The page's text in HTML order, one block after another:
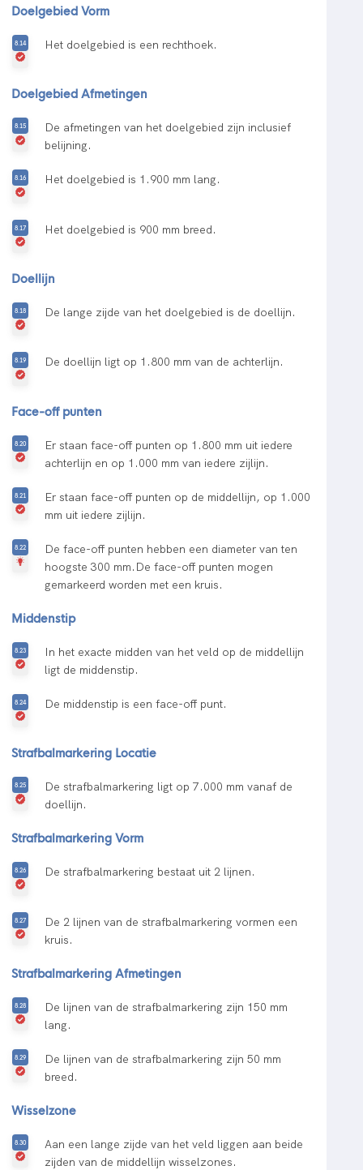
Doelgebied Vorm
Het doelgebied is een rechthoek.
Doelgebied Afmetingen
De afmetingen van het doelgebied zijn inclusief
belijning.
Het doelgebied is 1.900 mm lang.
Het doelgebied is 900 mm breed.
Doellijn
De lange zijde van het doelgebied is de doellijn.
De doellijn ligt op 1.800 mm van de achterlijn.
Face-off punten
Er staan face-off punten op 1.800 mm uit iedere
achterlijn en op 1.000 mm van iedere zijlijn.
Er staan face-off punten op de middellijn, op 1.000
mm uit iedere zijlijn.
De face-off punten hebben een diameter van ten
hoogste 300 mm.De face-off punten mogen
gemarkeerd worden met een kruis.
Middenstip
In het exacte midden van het veld op de middellijn
ligt de middenstip.
De middenstip is een face-off punt.
Strafbalmarkering Locatie
De strafbalmarkering ligt op 7.000 mm vanaf de
doellijn.
Strafbalmarkering Vorm
De strafbalmarkering bestaat uit 2 lijnen.
De 2 lijnen van de strafbalmarkering vormen een
kruis.
Strafbalmarkering Afmetingen
De lijnen van de strafbalmarkering zijn 150 mm
lang.
De lijnen van de strafbalmarkering zijn 50 mm
breed.
Wisselzone
Aan een lange zijde van het veld liggen aan beide
zijden van de middellijn wisselzones.